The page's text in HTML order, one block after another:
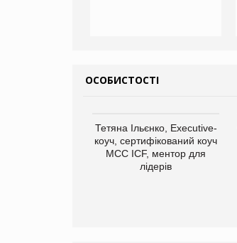
ОСОБИСТОСТІ
Тетяна Ільєнко, Executive-
коуч, сертифікований коуч
МСС ICF, ментор для
лідерів